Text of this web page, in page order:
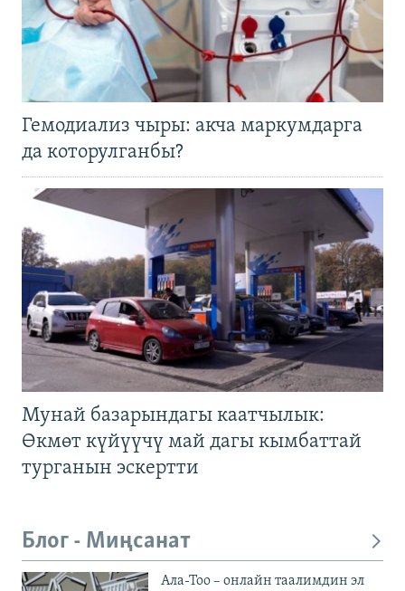
Гемодиализ чыры: акча маркумдарга
да которулганбы?
Мунай базарындагы каатчылык:
Өкмөт күйүүчү май дагы кымбаттай
турганын эскертти
Блог - Миңсанат
Ала-Тоо – онлайн таалимдин эл